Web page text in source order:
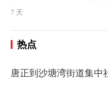
7 天
热点
唐正到沙塘湾街道集中